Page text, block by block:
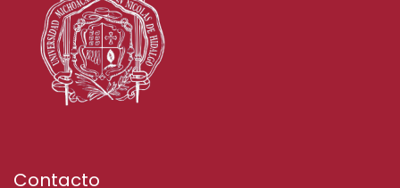
Contacto